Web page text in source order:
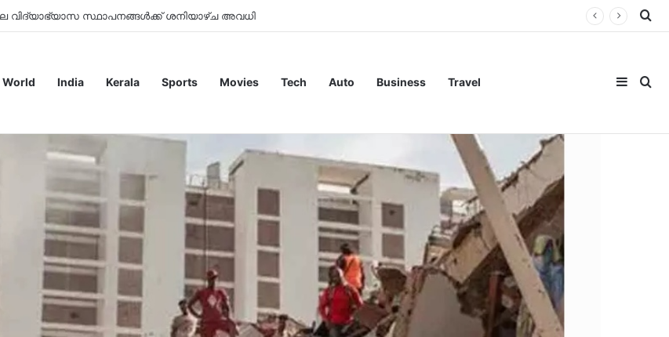
നിന്ന് ചാർജ് ഈടാക്കില്ലെന്ന് പെയ്മെന്‍റ് കൗൺസിൽ ഓഫ് ഇന്ത്യ
World India Kerala Sports Movies Tech Auto Business Travel